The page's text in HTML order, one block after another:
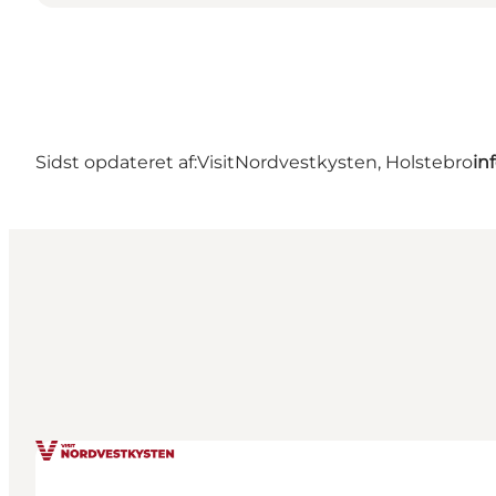
Sidst opdateret af:VisitNordvestkysten, Holstebro